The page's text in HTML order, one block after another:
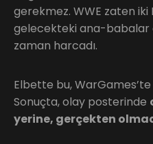
gerekmez. WWE zaten iki
gelecekteki ana-babalar
zaman harcadı.
Elbette bu,
Sonuçta, olay posterinde
yerine, gerçekten